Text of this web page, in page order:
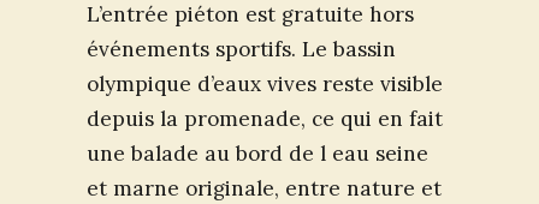
L’entrée piéton est gratuite hors
événements sportifs. Le bassin
olympique d’eaux vives reste visible
depuis la promenade, ce qui en fait
une balade au bord de l eau seine
et marne originale, entre nature et